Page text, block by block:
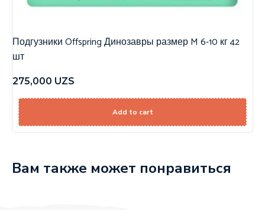
Подгузники Offspring Динозавры размер M 6-10 кг 42
шт
275,000 UZS
Add to cart
Вам также может понравиться